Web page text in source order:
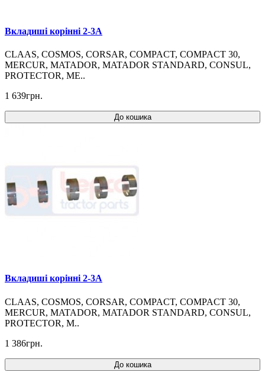
Вкладиші корінні 2-3A
CLAAS, COSMOS, CORSAR, COMPACT, COMPACT 30,
MERCUR, MATADOR, MATADOR STANDARD, CONSUL,
PROTECTOR, ME..
1 639грн.
До кошика
Вкладиші корінні 2-3A
CLAAS, COSMOS, CORSAR, COMPACT, COMPACT 30,
MERCUR, MATADOR, MATADOR STANDARD, CONSUL,
PROTECTOR, M..
1 386грн.
До кошика